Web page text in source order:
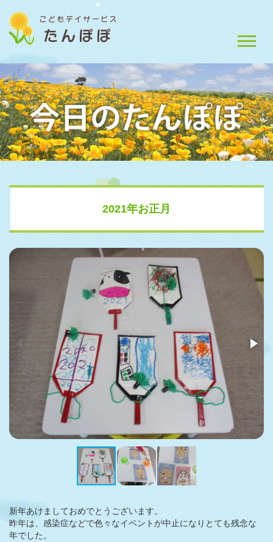
2021年お正月
新年あけましておめでとうございます。
昨年は、感染症などで色々なイベントが中止になりとても残念な
年でした。